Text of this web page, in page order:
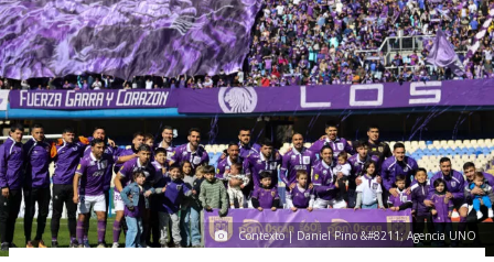
Contexto | Daniel Pino &#8211; Agencia UNO